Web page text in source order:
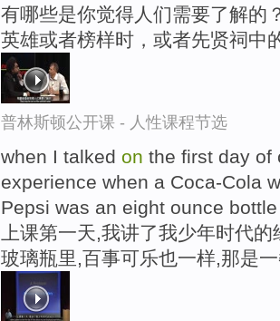
有哪些是你觉得人们需要了解的
英雄或者榜样时，或者先贤祠中
普林斯顿公开课 - 人性课程节选
when I talked on the first day
experience when a Coca-Cola
Pepsi was an eight ounce
上课第一天,我讲了我少年时代
玻璃瓶里,百事可乐也一样,那是